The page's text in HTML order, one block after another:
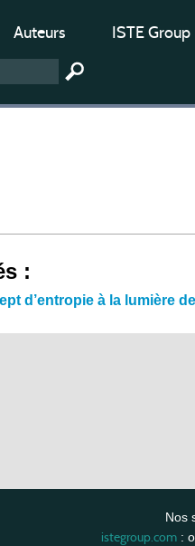
Auteurs ISTE Group
:
d’entropie à la lumière
Nos
istegroup.com: